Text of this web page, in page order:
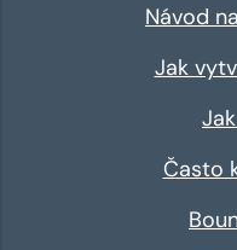
Návod
Jak
Často